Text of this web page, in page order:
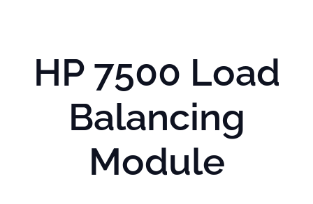
HP 7500 Load
Balancing
Module